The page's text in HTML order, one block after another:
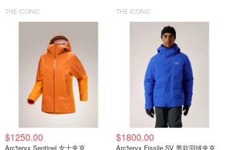
THE ICONIC THE ICONIC
$1250.00
Arc'teryx Sentinel 女士夹克
$1800.00
Arc'teryx Fissile SV 男款羽绒夹克